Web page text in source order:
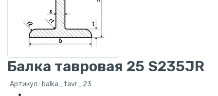
Балка тавровая 25 S235JR
Артикул : balka_tavr_23